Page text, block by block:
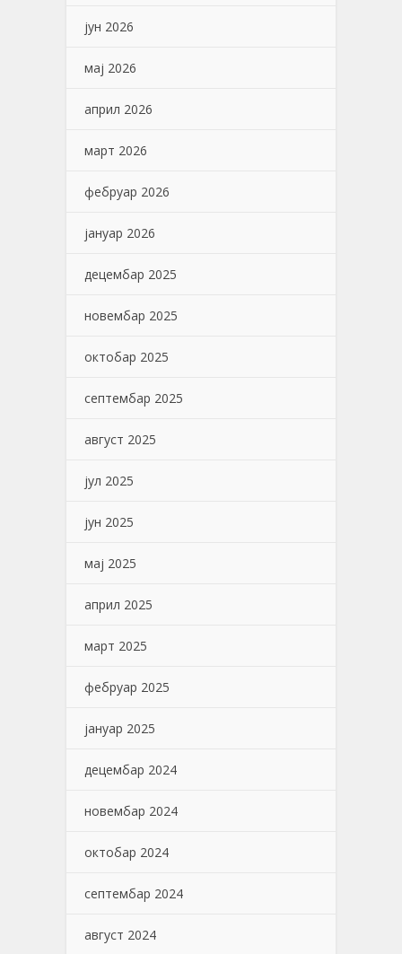
јун 2026
мај 2026
април 2026
март 2026
фебруар 2026
јануар 2026
децембар 2025
новембар 2025
октобар 2025
септембар 2025
август 2025
јул 2025
јун 2025
мај 2025
април 2025
март 2025
фебруар 2025
јануар 2025
децембар 2024
новембар 2024
октобар 2024
септембар 2024
август 2024